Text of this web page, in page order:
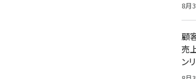
8月
顧
売
ン